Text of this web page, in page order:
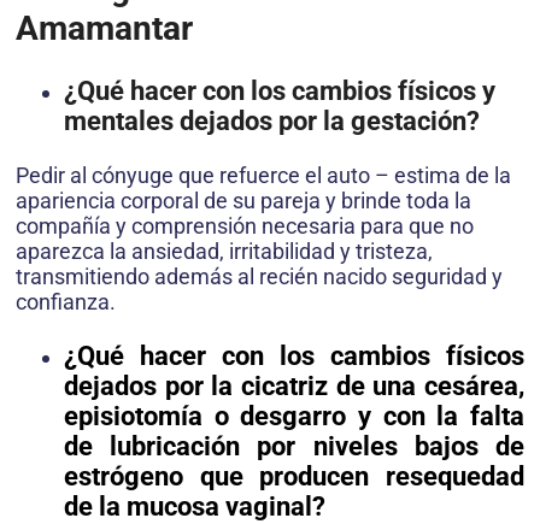
Amamantar
¿Qué hacer con los cambios físicos y
mentales dejados por la gestación?
Pedir al cónyuge que refuerce el auto – estima de la
apariencia corporal de su pareja y brinde toda la
compañía y comprensión necesaria para que no
aparezca la ansiedad, irritabilidad y tristeza,
transmitiendo además al recién nacido seguridad y
confianza.
¿Qué hacer con los cambios físicos
dejados por la cicatriz de una cesárea,
episiotomía o desgarro y con la falta
de lubricación por niveles bajos de
estrógeno que producen resequedad
de la mucosa vaginal?